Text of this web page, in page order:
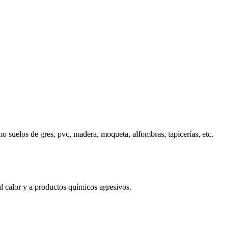
de gres, pvc, madera, moqueta, alfombras, tapicerías, etc.
calor y a productos químicos agresivos.